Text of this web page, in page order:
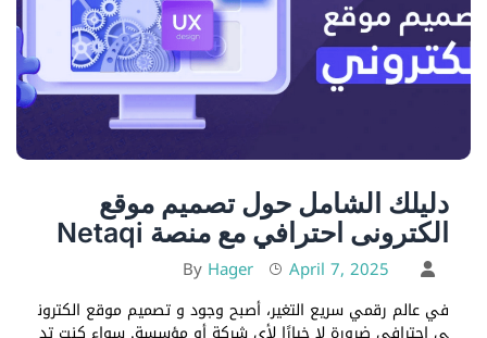
دليلك الشامل حول تصميم موقع
الكترونى احترافي مع منصة Netaqi
Hager April 7, 2025
في عالم رقمي سريع التغير، أصبح وجود و تصميم موقع الكترون